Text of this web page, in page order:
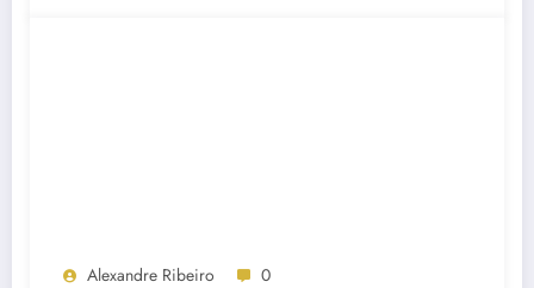
Alexandre Ribeiro 0